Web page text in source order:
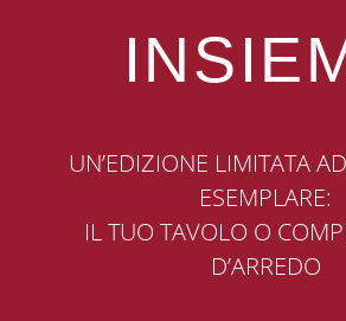
UN’EDIZIONE LIMITATA
ESEMPLARE:
IL TUO TAVOLO O
D’ARREDO